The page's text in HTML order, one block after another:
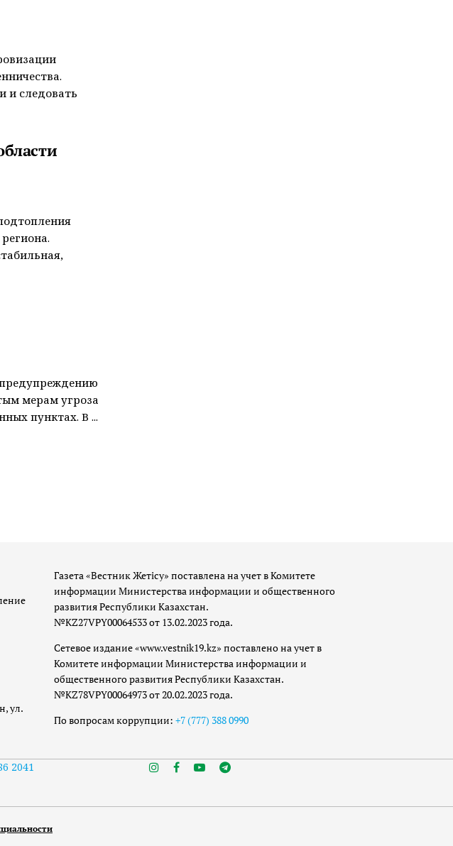
и следовать
мерам угроза
пунктах. В ...
ул.
Газета «Вестник Жетісу» поставлена на учет в Комитете
информации Министерства информации и общественного
развития Республики Казахстан.
№KZ27VPY00064533 от 13.02.2023 года.
Сетевое издание «www.vestnik19.kz» поставлено на учет в
Комитете информации Министерства информации и
общественного развития Республики Казахстан.
№KZ78VPY00064973 от 20.02.2023 года.
По вопросам коррупции: +7 (777) 388 0990
2041